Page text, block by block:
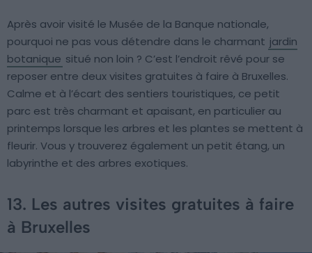
Après avoir visité le Musée de la Banque nationale,
pourquoi ne pas vous détendre dans le charmant jardin
botanique situé non loin ? C’est l’endroit rêvé pour se
reposer entre deux visites gratuites à faire à Bruxelles.
Calme et à l’écart des sentiers touristiques, ce petit
parc est très charmant et apaisant, en particulier au
printemps lorsque les arbres et les plantes se mettent à
fleurir. Vous y trouverez également un petit étang, un
labyrinthe et des arbres exotiques.
13. Les autres visites gratuites à faire
à Bruxelles